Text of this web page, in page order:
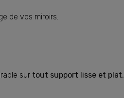
de vos miroirs.
sur tout support lisse et plat.